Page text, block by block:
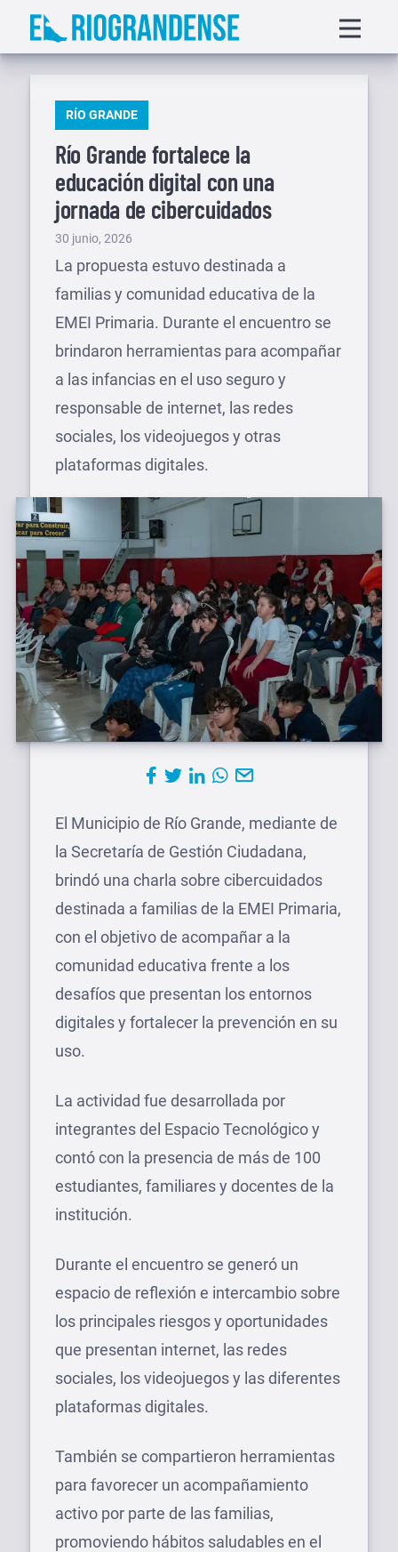
Saltar
menu
PUBLICADO
RÍO GRANDE
Río Grande fortalece la
educación digital con una
jornada de cibercuidados
Publicado
el
30 junio, 2026
La propuesta estuvo destinada a
familias y comunidad educativa de la
EMEI Primaria. Durante el encuentro se
brindaron herramientas para acompañar
a las infancias en el uso seguro y
responsable de internet, las redes
sociales, los videojuegos y otras
plataformas digitales.
El Municipio de Río Grande, mediante de
la Secretaría de Gestión Ciudadana,
brindó una charla sobre cibercuidados
destinada a familias de la EMEI Primaria,
con el objetivo de acompañar a la
comunidad educativa frente a los
desafíos que presentan los entornos
digitales y fortalecer la prevención en su
uso.
La actividad fue desarrollada por
integrantes del Espacio Tecnológico y
contó con la presencia de más de 100
estudiantes, familiares y docentes de la
institución.
Durante el encuentro se generó un
espacio de reflexión e intercambio sobre
los principales riesgos y oportunidades
que presentan internet, las redes
sociales, los videojuegos y las diferentes
plataformas digitales.
También se compartieron herramientas
para favorecer un acompañamiento
activo por parte de las familias,
promoviendo hábitos saludables en el